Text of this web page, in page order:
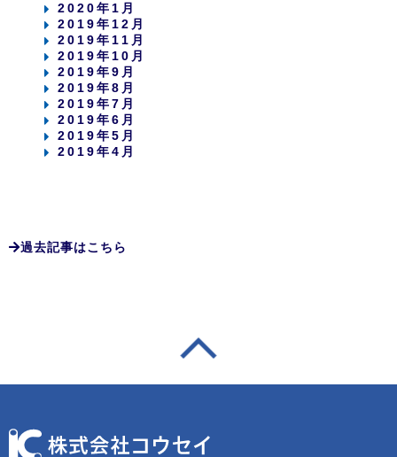
2020年1月
2019年12月
2019年11月
2019年10月
2019年9月
2019年8月
2019年7月
2019年6月
2019年5月
2019年4月
過去記事はこちら